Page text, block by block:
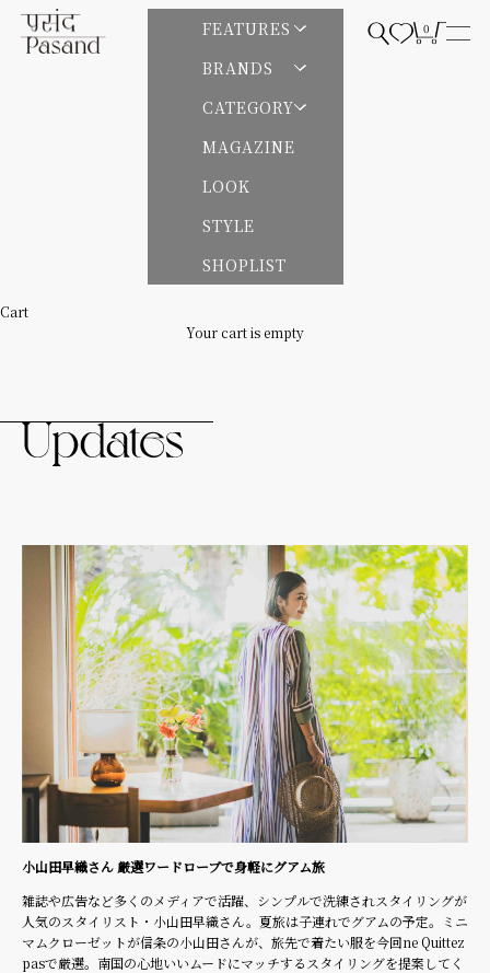
Skip to content
Pasand by ne Quittez pas | パサンドバイヌキテパ
Open search
Open cart
0
FEATURES
BRANDS
CATEGORY
MAGAZINE
LOOK
STYLE
SHOPLIST
Cart
Your cart is empty
小山田早織さん 厳選ワードローブで身軽にグアム旅
雑誌や広告など多くのメディアで活躍、シンプルで洗練されスタイリングが
人気のスタイリスト・小山田早織さん。夏旅は子連れでグアムの予定。ミニ
マムクローゼットが信条の小山田さんが、旅先で着たい服を今回ne Quittez
pasで厳選。南国の心地いいムードにマッチするスタイリングを提案してく